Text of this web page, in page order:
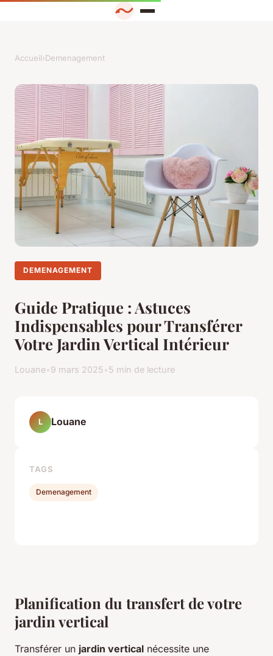
Accueil›Demenagement
DEMENAGEMENT
Guide Pratique : Astuces
Indispensables pour Transférer
Votre Jardin Vertical Intérieur
Louane•9 mars 2025•5 min de lecture
Planification du transfert de votre
jardin vertical
Transférer un jardin vertical nécessite une
L Louane
TAGS
Demenagement